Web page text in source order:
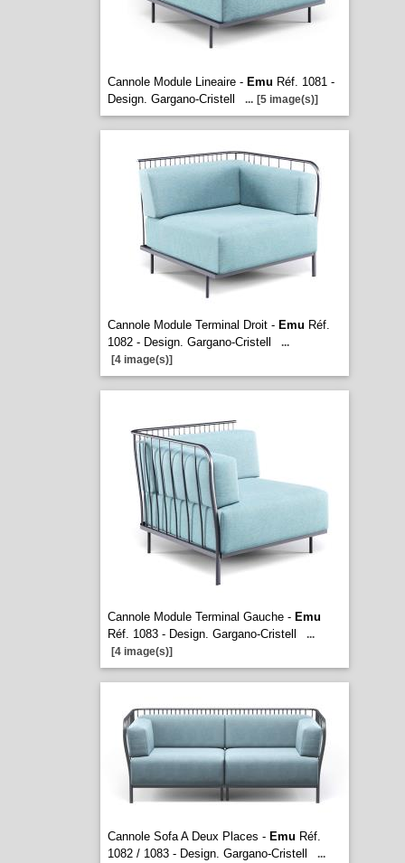
Cannole Module Lineaire - Emu Réf. 1081 -
Design. Gargano-Cristell
... [5 image(s)]
Cannole Module Terminal Droit - Emu Réf.
1082 - Design. Gargano-Cristell
...
[4 image(s)]
Cannole Module Terminal Gauche - Emu
Réf. 1083 - Design. Gargano-Cristell
...
[4 image(s)]
Cannole Sofa A Deux Places - Emu Réf.
1082 / 1083 - Design. Gargano-Cristell
...